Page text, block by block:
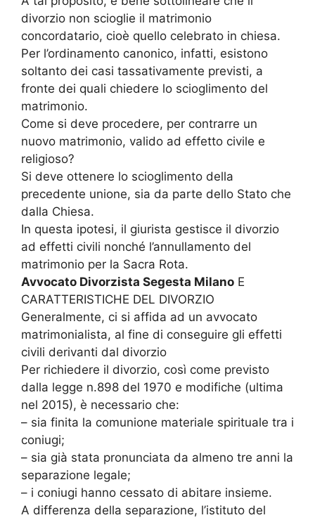
divorzio non scioglie il matrimonio
concordatario, cioè quello celebrato in chiesa.
Per l’ordinamento canonico, infatti, esistono
soltanto dei casi tassativamente previsti, a
fronte dei quali chiedere lo scioglimento del
matrimonio.
Come si deve procedere, per contrarre un
nuovo matrimonio, valido ad effetto civile e
religioso?
Si deve ottenere lo scioglimento della
precedente unione, sia da parte dello Stato che
dalla Chiesa.
In questa ipotesi, il giurista gestisce il divorzio
ad effetti civili nonché l’annullamento del
matrimonio per la Sacra Rota.
Avvocato Divorzista Segesta Milano E
CARATTERISTICHE DEL DIVORZIO
Generalmente, ci si affida ad un avvocato
matrimonialista, al fine di conseguire gli effetti
civili derivanti dal divorzio
Per richiedere il divorzio, così come previsto
dalla legge n.898 del 1970 e modifiche (ultima
nel 2015), è necessario che:
– sia finita la comunione materiale spirituale tra i
coniugi;
– sia già stata pronunciata da almeno tre anni la
separazione legale;
– i coniugi hanno cessato di abitare insieme.
A differenza della separazione, l’istituto del